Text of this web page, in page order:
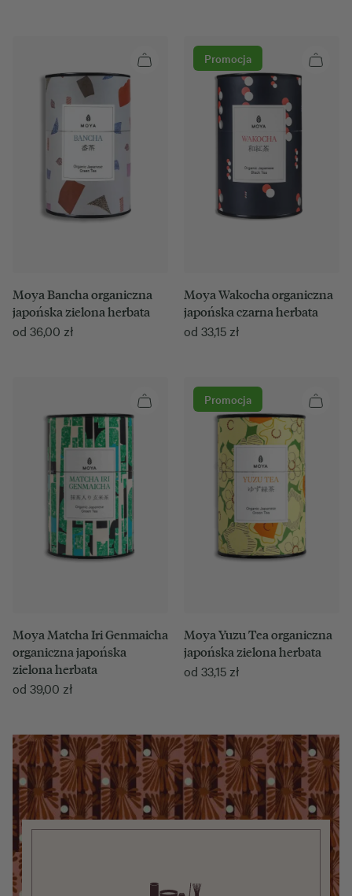
Moya Bancha organiczna
japońska zielona herbata
od 36,00 zł
Promocja
Moya Wakocha organiczna
japońska czarna herbata
od 33,15 zł
Moya Matcha Iri Genmaicha
organiczna japońska
zielona herbata
od 39,00 zł
Promocja
Moya Yuzu Tea organiczna
japońska zielona herbata
od 33,15 zł